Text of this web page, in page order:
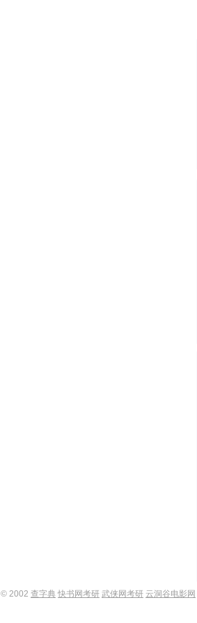
© 2002 查字典 快书网考研 武侠网考研 云洞谷电影网